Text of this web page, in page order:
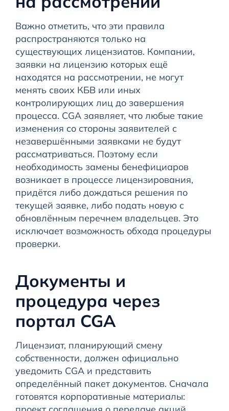
Важно отметить, что эти правила
распространяются только на
существующих лицензиатов. Компании,
заявки на лицензию которых ещё
находятся на рассмотрении, не могут
менять своих КБВ или иных
контролирующих лиц до завершения
процесса. CGA заявляет, что любые такие
изменения со стороны заявителей с
незавершёнными заявками не будут
рассматриваться. Поэтому если
необходимость замены бенефициаров
возникает в процессе лицензирования,
придётся либо дождаться решения по
текущей заявке, либо подать новую с
обновлённым перечнем владельцев. Это
исключает возможность обхода процедуры
проверки.
Документы и
процедура через
портал CGA
Лицензиат, планирующий смену
собственности, должен официально
уведомить CGA и представить
определённый пакет документов. Сначала
готовятся корпоративные материалы: